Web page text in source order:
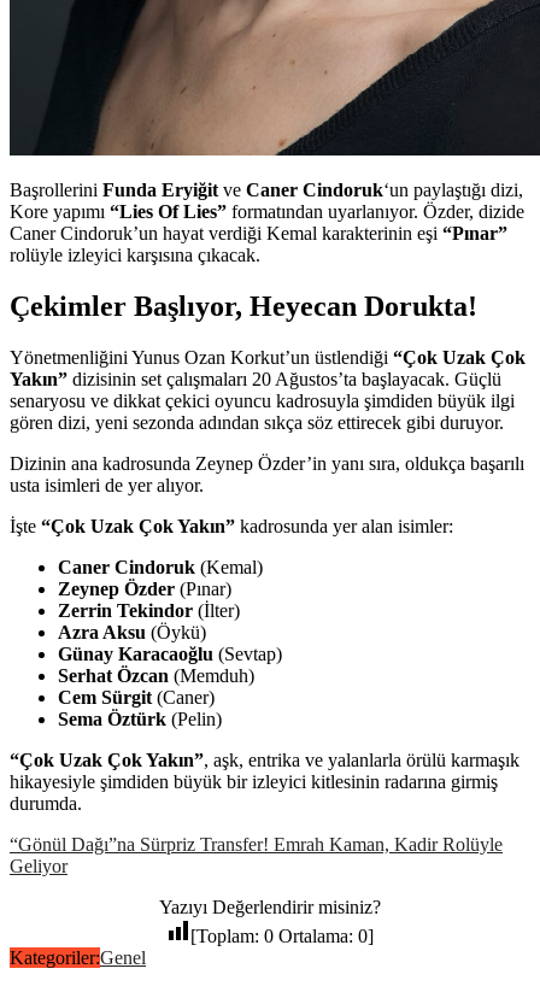
Başrollerini Funda Eryiğit ve Caner Cindoruk‘un paylaştığı dizi,
Kore yapımı “Lies Of Lies” formatından uyarlanıyor. Özder, dizide
Caner Cindoruk’un hayat verdiği Kemal karakterinin eşi “Pınar”
rolüyle izleyici karşısına çıkacak.
Çekimler Başlıyor, Heyecan Dorukta!
Yönetmenliğini Yunus Ozan Korkut’un üstlendiği “Çok Uzak Çok
Yakın” dizisinin set çalışmaları 20 Ağustos’ta başlayacak. Güçlü
senaryosu ve dikkat çekici oyuncu kadrosuyla şimdiden büyük ilgi
gören dizi, yeni sezonda adından sıkça söz ettirecek gibi duruyor.
Dizinin ana kadrosunda Zeynep Özder’in yanı sıra, oldukça başarılı
usta isimleri de yer alıyor.
İşte “Çok Uzak Çok Yakın” kadrosunda yer alan isimler:
Caner Cindoruk (Kemal)
Zeynep Özder (Pınar)
Zerrin Tekindor (İlter)
Azra Aksu (Öykü)
Günay Karacaoğlu (Sevtap)
Serhat Özcan (Memduh)
Cem Sürgit (Caner)
Sema Öztürk (Pelin)
“Çok Uzak Çok Yakın”, aşk, entrika ve yalanlarla örülü karmaşık
hikayesiyle şimdiden büyük bir izleyici kitlesinin radarına girmiş
durumda.
“Gönül Dağı”na Sürpriz Transfer! Emrah Kaman, Kadir Rolüyle
Geliyor
Yazıyı Değerlendirir misiniz?
[Toplam: 0 Ortalama: 0]
Kategoriler:Genel